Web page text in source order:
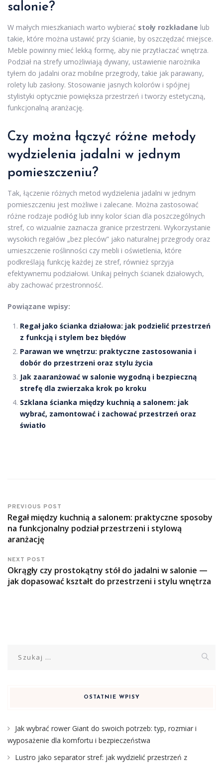
salonie?
W małych mieszkaniach warto wybierać stoły rozkładane lub
takie, które można ustawić przy ścianie, by oszczędzać miejsce.
Meble powinny mieć lekką formę, aby nie przytłaczać wnętrza.
Podział na strefy umożliwiają dywany, ustawienie narożnika
tyłem do jadalni oraz mobilne przegrody, takie jak parawany,
rolety lub zasłony. Stosowanie jasnych kolorów i spójnej
stylistyki optycznie powiększa przestrzeń i tworzy estetyczną,
funkcjonalną aranżację.
Czy można łączyć różne metody
wydzielenia jadalni w jednym
pomieszczeniu?
Tak, łączenie różnych metod wydzielenia jadalni w jednym
pomieszczeniu jest możliwe i zalecane. Można zastosować
różne rodzaje podłóg lub inny kolor ścian dla poszczególnych
stref, co wizualnie zaznacza granice przestrzeni. Wykorzystanie
wysokich regałów „bez pleców” jako naturalnej przegrody oraz
umieszczenie roślinności czy mebli i oświetlenia, które
podkreślają funkcję każdej ze stref, również sprzyja
efektywnemu podziałowi. Unikaj pełnych ścianek działowych,
aby zachować przestronność.
Powiązane wpisy:
Regał jako ścianka działowa: jak podzielić przestrzeń
z funkcją i stylem bez błędów
Parawan we wnętrzu: praktyczne zastosowania i
dobór do przestrzeni oraz stylu życia
Jak zaaranżować w salonie wygodną i bezpieczną
strefę dla zwierzaka krok po kroku
Szklana ścianka między kuchnią a salonem: jak
wybrać, zamontować i zachować przestrzeń oraz
światło
PREVIOUS POST
Regał między kuchnią a salonem: praktyczne sposoby
na funkcjonalny podział przestrzeni i stylową
aranżację
NEXT POST
Okrągły czy prostokątny stół do jadalni w salonie —
jak dopasować kształt do przestrzeni i stylu wnętrza
OSTATNIE WPISY
Jak wybrać rower Giant do swoich potrzeb: typ, rozmiar i
wyposażenie dla komfortu i bezpieczeństwa
Lustro jako separator stref: jak wydzielić przestrzeń z